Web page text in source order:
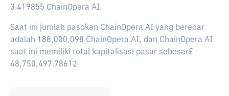
3.419855 ChainOpera AI.
Saat ini jumlah pasokan ChainOpera AI yang beredar
adalah 188,000,098 ChainOpera AI, dan ChainOpera AI
saat ini memiliki total kapitalisasi pasar sebesar£
48,750,497.78612